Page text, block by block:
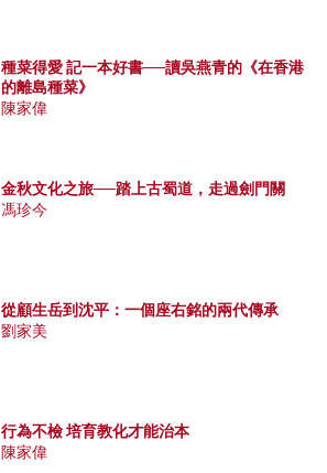
種菜得愛 記一本好書──讀吳燕青的《在香港
的離島種菜》
陳家偉
金秋文化之旅──踏上古蜀道，走過劍門關
馮珍今
從顧生岳到沈平：一個座右銘的兩代傳承
劉家美
行為不檢 培育教化才能治本
陳家偉